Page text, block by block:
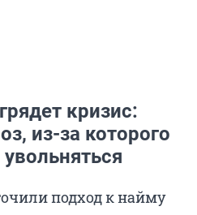
кризис:
из-за которого
подход к найму